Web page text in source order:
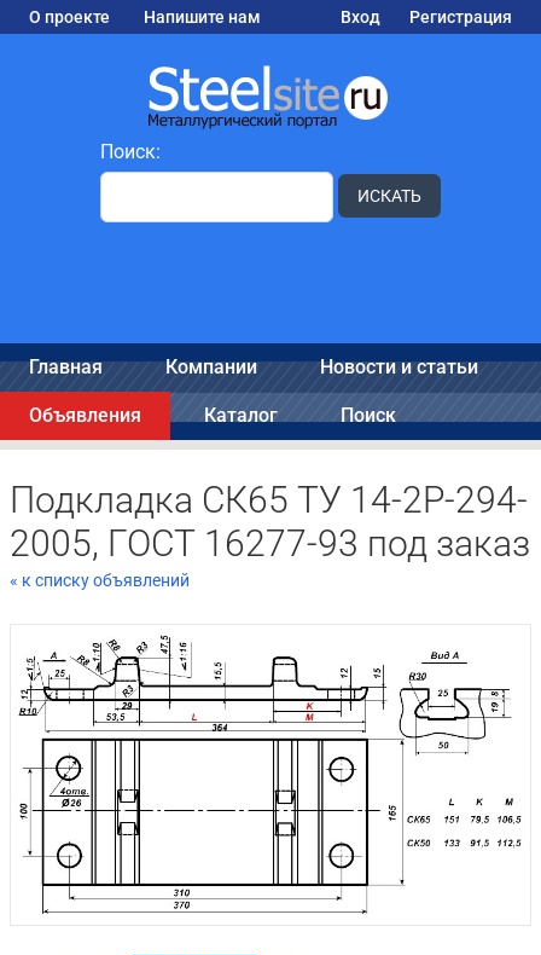
О проекте Напишите нам Вход Регистрация
Поиск:
ИСКАТЬ
Главная Компании Новости и статьи
Объявления Каталог Поиск
Подкладка СК65 ТУ 14-2Р-294-
2005, ГОСТ 16277-93 под заказ
« к списку объявлений